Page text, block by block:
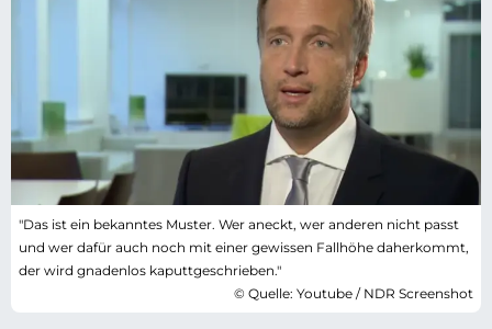
"Das ist ein bekanntes Muster. Wer aneckt, wer anderen nicht passt
und wer dafür auch noch mit einer gewissen Fallhöhe daherkommt,
der wird gnadenlos kaputtgeschrieben."
© Quelle: Youtube / NDR Screenshot